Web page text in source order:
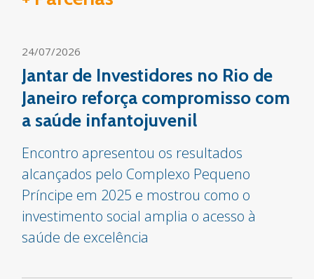
24/07/2026
Jantar de Investidores no Rio de
Janeiro reforça compromisso com
a saúde infantojuvenil
Encontro apresentou os resultados
alcançados pelo Complexo Pequeno
Príncipe em 2025 e mostrou como o
investimento social amplia o acesso à
saúde de excelência